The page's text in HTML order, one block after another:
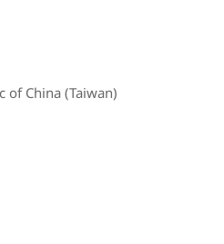
China (Taiwan)